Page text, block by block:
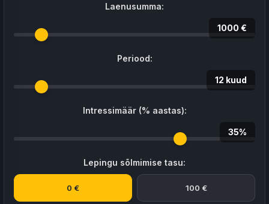
Laenusumma:
1000 €
Periood:
12 kuud
Intressimäär (% aastas):
35%
Lepingu sõlmimise tasu:
0 € 100 €